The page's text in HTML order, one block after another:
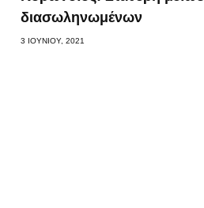
διασωληνωμένων
3 ΙΟΥΝΊΟΥ, 2021